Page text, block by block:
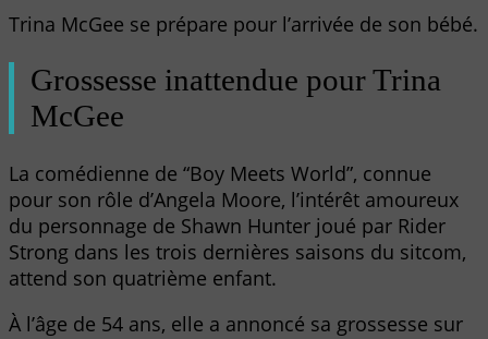
Trina McGee se prépare pour l’arrivée de son bébé.
Grossesse inattendue pour Trina
McGee
La comédienne de “Boy Meets World”, connue
pour son rôle d’Angela Moore, l’intérêt amoureux
du personnage de Shawn Hunter joué par Rider
Strong dans les trois dernières saisons du sitcom,
attend son quatrième enfant.
À l’âge de 54 ans, elle a annoncé sa grossesse sur